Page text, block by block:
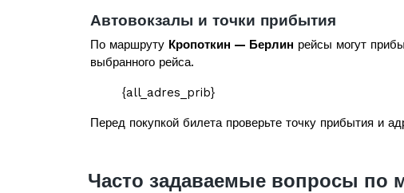
Автовокзалы и точки прибытия
По маршруту Кропоткин — Берлин рейсы могут
выбранного рейса.
{all_adres_prib}
Перед покупкой билета проверьте точку прибытия и
Часто задаваемые вопросы по